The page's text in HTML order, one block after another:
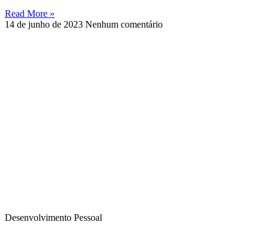
Read More »
14 de junho de 2023 Nenhum comentário
Desenvolvimento Pessoal